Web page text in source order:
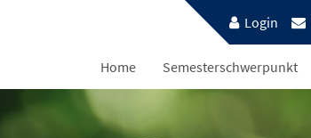
Login
Home Semesterschwerpunkt